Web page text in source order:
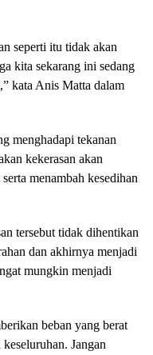
seperti itu tidak akan
kita sekarang ini sedang
kata Anis Matta dalam
menghadapi tekanan
kekerasan akan
menambah kesedihan
tersebut tidak dihentikan
dan akhirnya menjadi
mungkin menjadi
beban yang berat
Jangan